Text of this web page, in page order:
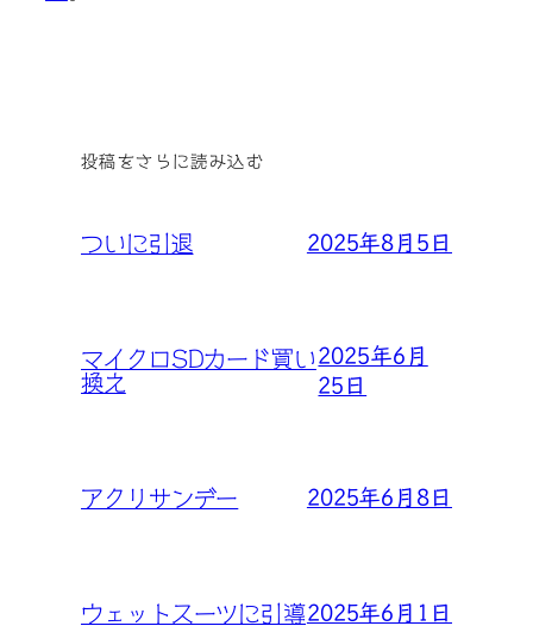
投稿をさらに読み込む
ついに引退 2025年8月5日
マイクロSDカード買い
換え
2025年6月
25日
アクリサンデー 2025年6月8日
ウェットスーツに引導2025年6月1日